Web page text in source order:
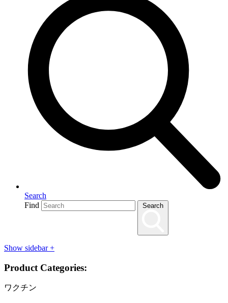
Search
Find
Search
Show sidebar+
Product Categories:
ワクチン